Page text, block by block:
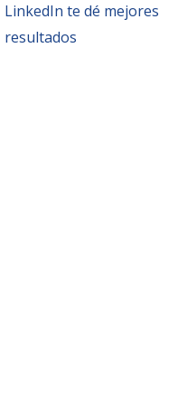
LinkedIn te dé mejores
resultados